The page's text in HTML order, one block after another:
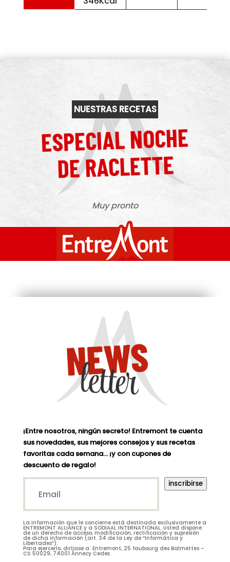
NUESTRAS RECETAS
ESPECIAL NOCHE
DE RACLETTE
Muy pronto
¡Entre nosotros, ningún secreto! Entremont te cuenta
sus novedades, sus mejores consejos y sus recetas
favoritas cada semana… ¡y con cupones de
descuento de regalo!
Email*
(Nécessaire)
M. Mme
inscribirse
La información que le concierne está destinada exclusivamente a
ENTREMONT ALLIANCE y a SODIAAL INTERNATIONAL. Usted dispone
de un derecho de acceso, modificación, rectificación y supresión
de dicha información (art. 34 de la Ley de “Informática y
Libertades”).
Para ejercerlo, diríjase a: Entremont, 25 faubourg des Balmettes –
CS 50029, 74001 Annecy Cedex.